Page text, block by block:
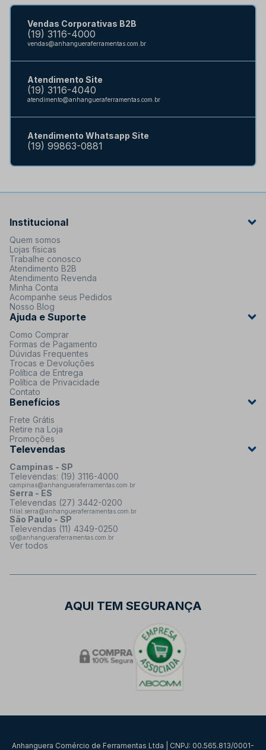
Vendas Corporativas B2B
(19) 3116-4000
vendas@anhangueraferramentas.com.br
Atendimento Site
(19) 3116-4040
atendimento@anhangueraferramentas.com.br
Atendimento Whatsapp Site
(19) 99863-0881
Institucional
Quem somos
Lojas físicas
Trabalhe conosco
Atendimento B2B
Atendimento Revenda
Minha Conta
Acompanhe seus Pedidos
Nosso Blog
Ajuda e Suporte
Como Comprar
Formas de Pagamento
Dúvidas Frequentes
Trocas e Devoluções
Política de Entrega
Política de Privacidade
Contato
Benefícios
Frete Grátis
Retire na Loja
Promoções
Televendas
Campinas - SP
Televendas: (19) 3116-4000
campinas@anhangueraferramentas.com.br
Serra - ES
Televendas (27) 3442-0200
filial.serra@anhangueraferramentas.com.br
São Paulo - SP
Televendas (11) 4349-0250
sp@anhangueraferramentas.com.br
Ver todos
AQUI TEM SEGURANÇA
Anhanguera Comércio de Ferramentas Ltda | CNPJ: 00.565.813/0001-